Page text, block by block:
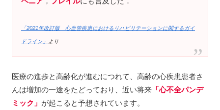
「2021年改訂版 心血管疾患におけるリハビリテーションに関するガイ
ドライン」 より
医療の進歩と高齢化が進むにつれて、高齢の心疾患患者さ
んは増加の一途をたどっており、近い将来 「心不全パンデ
ミック」 が起こると予想されています。